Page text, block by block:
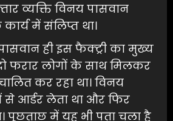
व्यक्ति विनय पासवान
में संलिप्त था।
ही इस फैक्ट्री का मुख्य
फरार लोगों के साथ मिलकर
कर रहा था। विनय
से आर्डर लेता था और फिर
पूछताछ में यह भी पता चला है